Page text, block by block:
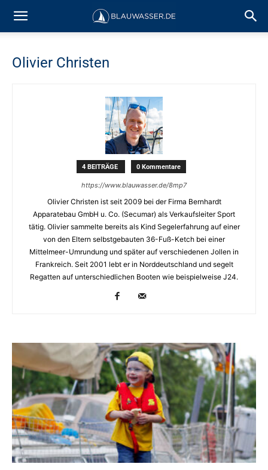
Olivier Christen
4 BEITRÄGE 0 Kommentare
https://www.blauwasser.de/8mp7
Olivier Christen ist seit 2009 bei der Firma Bernhardt
Apparatebau GmbH u. Co. (Secumar) als Verkaufsleiter Sport
tätig. Olivier sammelte bereits als Kind Segelerfahrung auf einer
von den Eltern selbstgebauten 36-Fuß-Ketch bei einer
Mittelmeer-Umrundung und später auf verschiedenen Jollen in
Frankreich. Seit 2001 lebt er in Norddeutschland und segelt
Regatten auf unterschiedlichen Booten wie beispielweise J24.